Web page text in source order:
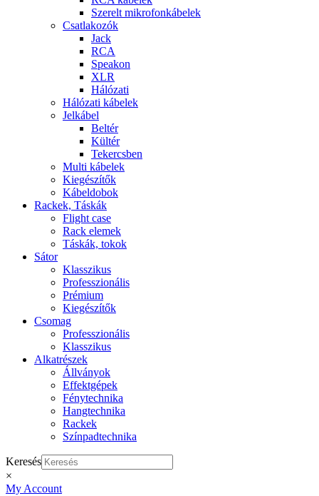
Szerelt mikrofonkábelek
Csatlakozók
Jack
RCA
Speakon
XLR
Hálózati
Hálózati kábelek
Jelkábel
Beltér
Kültér
Tekercsben
Multi kábelek
Kiegészítők
Kábeldobok
Rackek, Táskák
Flight case
Rack elemek
Táskák, tokok
Sátor
Klasszikus
Professzionális
Prémium
Kiegészítők
Csomag
Professzionális
Klasszikus
Alkatrészek
Állványok
Effektgépek
Fénytechnika
Hangtechnika
Rackek
Színpadtechnika
Keresés
×
My Account